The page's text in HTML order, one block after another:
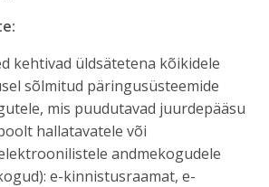
kehtivad üldsätetena kõikidele
sõlmitud päringusüsteemide
mis puudutavad juurdepääsu
hallatavatele või
andmekogudele
e-kinnistusraamat, e-